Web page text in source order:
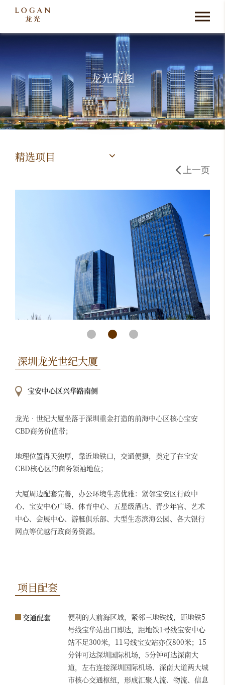
龙光版图
精选项目
上一页
深圳龙光世纪大厦
宝安中心区兴华路南侧
龙光•世纪大厦坐落于深圳重金打造的前海中心区核心宝安
CBD商务价值带；
地理位置得天独厚，靠近地铁口，交通便捷，奠定了在宝安
CBD核心区的商务领袖地位；
大厦周边配套完善，办公环境生态优雅：紧邻宝安区行政中
心、宝安中心广场、体育中心、五星级酒店、青少年宫、艺术
中心、会展中心、游艇俱乐部、大型生态滨海公园、各大银行
网点等优越行政商务资源。
项目配套
交通配套
便利的大前海区域，紧邻三地铁线，距地铁5
号线宝华站出口即达，距地铁1号线宝安中心
站不足300米，11号线宝安站亦仅800米；15
分钟可达深圳国际机场，5分钟可达深南大
道，左右连接深圳国际机场、深南大道两大城
市核心交通枢纽，形成汇聚人流、物流、信息